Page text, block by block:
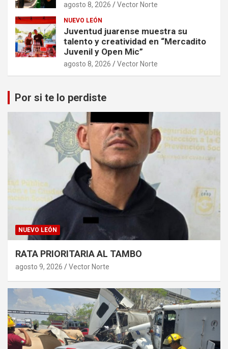
agosto 8, 2026 Vector Norte
NUEVO LEÓN
Juventud juarense muestra su
talento y creatividad en “Mercadito
Juvenil y Open Mic”
agosto 8, 2026 Vector Norte
Por si te lo perdiste
NUEVO LEÓN
RATA PRIORITARIA AL TAMBO
agosto 9, 2026 Vector Norte